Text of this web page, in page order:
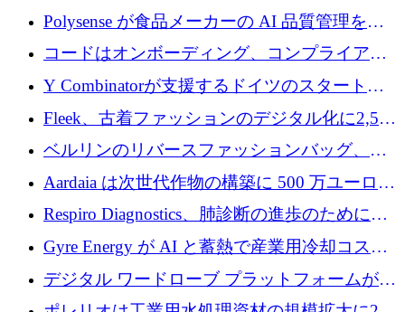
社という記録を目の当たりにし、涙を流すハ
ンブルク
Polysense が食品メーカーの AI 品質管理を拡
張するために 1,070 万ドルを調達
コードはオンボーディング、コンプライアン
ス、支払いを統合するために 640 万ポンドを
Y Combinatorが支援するドイツのスタートア
ップFintoが340万ドルを調達、シリコンバレ
ーではなくミュンヘンを選んだと語る
Fleek、古着ファッションのデジタル化に2,500
万ドルを確保
ベルリンのリバースファッションバッグ、繊
維仕分け規模拡大に7桁の資金調達
Aardaia は次世代作物の構築に 500 万ユーロを
寄付
Respiro Diagnostics、肺診断の進歩のために
100 万ポンドを確保
Gyre Energy が AI と蓄熱で産業用冷却コスト
を削減するために 130 万ドルを調達
デジタル ワードローブ プラットフォームが
1,000 万人のユーザーに到達し、Whering が